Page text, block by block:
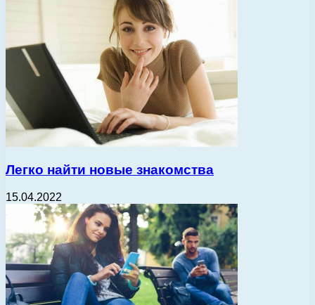
Легко найти новые знакомства
15.04.2022